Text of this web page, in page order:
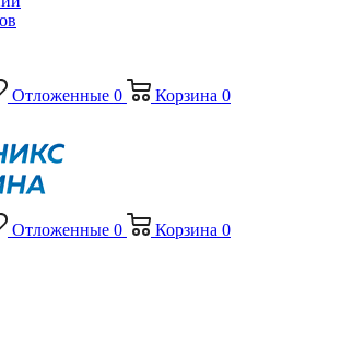
Отложенные 0 Корзина 0
Отложенные 0 Корзина 0